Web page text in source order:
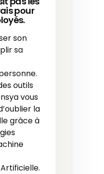
pour
son
sa
outils
vous
la
grâce à